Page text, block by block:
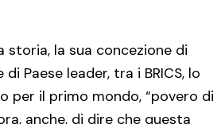
storia, la sua concezione di
Paese leader, tra i BRICS, lo
il primo mondo, “povero di
anche, di dire che questa